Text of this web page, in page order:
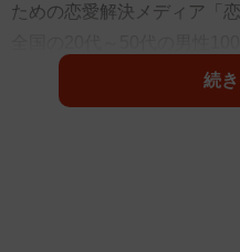
ための恋愛解決メディア「
ない女性と体の関係を持た
についての調査を行いまし
続